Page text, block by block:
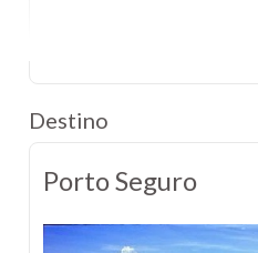
Destino
Porto Seguro